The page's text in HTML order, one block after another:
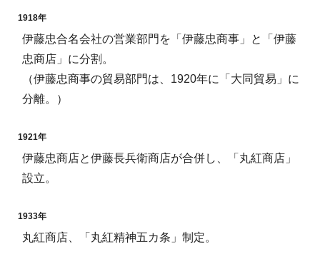
1918年
伊藤忠合名会社の営業部門を「伊藤忠商事」と「伊藤
忠商店」に分割。
（伊藤忠商事の貿易部門は、1920年に「大同貿易」に
分離。）
1921年
伊藤忠商店と伊藤長兵衛商店が合併し、「丸紅商店」
設立。
1933年
丸紅商店、「丸紅精神五カ条」制定。